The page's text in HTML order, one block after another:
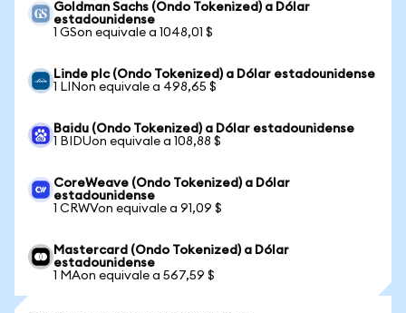
Goldman Sachs (Ondo Tokenized) a Dólar
estadounidense
1 GSon equivale a 1048,01 $
Linde plc (Ondo Tokenized) a Dólar estadounidense
1 LINon equivale a 498,65 $
Baidu (Ondo Tokenized) a Dólar estadounidense
1 BIDUon equivale a 108,88 $
CoreWeave (Ondo Tokenized) a Dólar
estadounidense
1 CRWVon equivale a 91,09 $
Mastercard (Ondo Tokenized) a Dólar
estadounidense
1 MAon equivale a 567,59 $